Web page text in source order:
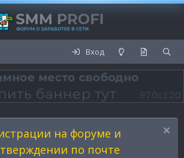
Вход
на форуме и
по почте